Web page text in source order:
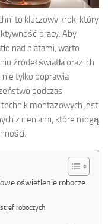
to kluczowy krok, który
pracy. Aby
nad blatami, warto
źródeł światła oraz ich
nie tylko poprawia
podczas
montażowych jest
z cieniami, które mogą
oświetlenie robocze
roboczych